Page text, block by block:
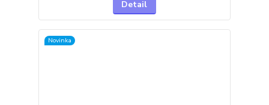
Detail
Novinka